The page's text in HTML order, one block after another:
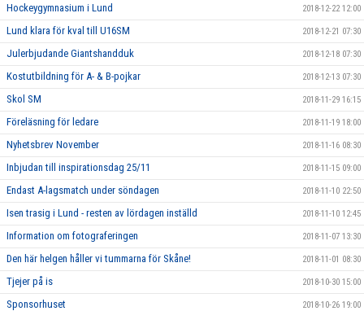
Hockeygymnasium i Lund 2018-12-22 12:00
Lund klara för kval till U16SM 2018-12-21 07:30
Julerbjudande Giantshandduk 2018-12-18 07:30
Kostutbildning för A- & B-pojkar 2018-12-13 07:30
Skol SM 2018-11-29 16:15
Föreläsning för ledare 2018-11-19 18:00
Nyhetsbrev November 2018-11-16 08:30
Inbjudan till inspirationsdag 25/11 2018-11-15 09:00
Endast A-lagsmatch under söndagen 2018-11-10 22:50
Isen trasig i Lund - resten av lördagen inställd 2018-11-10 12:45
Information om fotograferingen 2018-11-07 13:30
Den här helgen håller vi tummarna för Skåne! 2018-11-01 08:30
Tjejer på is 2018-10-30 15:00
Sponsorhuset 2018-10-26 19:00